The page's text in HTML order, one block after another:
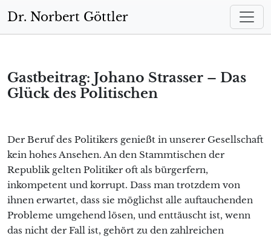
Zum Hauptinhalt springen
Dr. Norbert Göttler
Gastbeitrag: Johano Strasser – Das
Glück des Politischen
Der Beruf des Politikers genießt in unserer Gesellschaft
kein hohes Ansehen. An den Stammtischen der
Republik gelten Politiker oft als bürgerfern,
inkompetent und korrupt. Dass man trotzdem von
ihnen erwartet, dass sie möglichst alle auftauchenden
Probleme umgehend lösen, und enttäuscht ist, wenn
das nicht der Fall ist, gehört zu den zahlreichen